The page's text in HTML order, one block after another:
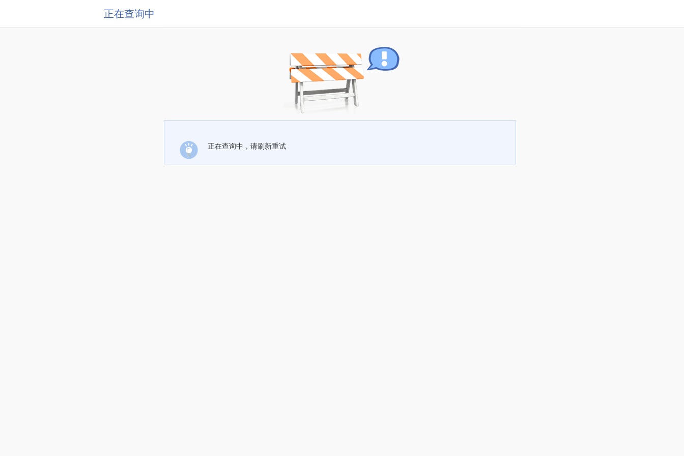
正在查询中
正在查询中，请刷新重试